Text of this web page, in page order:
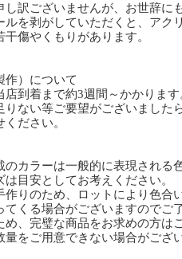
訳ございませんが、お世辞に
を剥がしていただくと、アク
傷やくもりがあります。
作）について
到着まで約3週間～かかります
ない等ご要望がございました
ださい。
のカラーは一般的に表現される
は目安としてお考えください。
作りのため、ロットにより色合
くる場合がございますのでご
め、完璧な商品をお求めの方は
量をご用意できない場合がござ